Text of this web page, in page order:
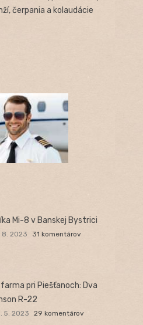
čerpania a kolaudácie
Mi-8 v Banskej Bystrici
8. 2023 31 komentárov
pri Piešťanoch: Dva
R-22
5. 2023 29 komentárov